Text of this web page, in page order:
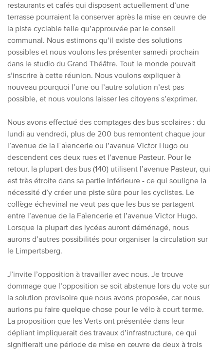
restaurants et cafés qui disposent actuellement d’une
terrasse pourraient la conserver après la mise en œuvre de
la piste cyclable telle qu’approuvée par le conseil
communal. Nous estimons qu’il existe des solutions
possibles et nous voulons les présenter samedi prochain
dans le studio du Grand Théâtre. Tout le monde pouvait
s’inscrire à cette réunion. Nous voulons expliquer à
nouveau pourquoi l’une ou l’autre solution n’est pas
possible, et nous voulons laisser les citoyens s’exprimer.
Nous avons effectué des comptages des bus scolaires : du
lundi au vendredi, plus de 200 bus remontent chaque jour
l’avenue de la Faïencerie ou l’avenue Victor Hugo ou
descendent ces deux rues et l’avenue Pasteur. Pour le
retour, la plupart des bus (140) utilisent l’avenue Pasteur, qui
est très étroite dans sa partie inférieure - ce qui souligne la
nécessité d’y créer une piste sûre pour les cyclistes. Le
collège échevinal ne veut pas que les bus se partagent
entre l’avenue de la Faïencerie et l’avenue Victor Hugo.
Lorsque la plupart des lycées auront déménagé, nous
aurons d’autres possibilités pour organiser la circulation sur
le Limpertsberg.
J’invite l’opposition à travailler avec nous. Je trouve
dommage que l’opposition se soit abstenue lors du vote sur
la solution provisoire que nous avons proposée, car nous
aurions pu faire quelque chose pour le vélo à court terme.
La proposition que les Verts ont présentée dans leur
dépliant impliquerait des travaux d’infrastructure, ce qui
signifierait une période de mise en œuvre de deux à trois